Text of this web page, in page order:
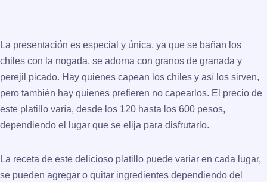
La presentación es especial y única, ya que se bañan los
chiles con la nogada, se adorna con granos de granada y
perejil picado. Hay quienes capean los chiles y así los sirven,
pero también hay quienes prefieren no capearlos. El precio de
este platillo varía, desde los 120 hasta los 600 pesos,
dependiendo el lugar que se elija para disfrutarlo.
La receta de este delicioso platillo puede variar en cada lugar,
se pueden agregar o quitar ingredientes dependiendo del